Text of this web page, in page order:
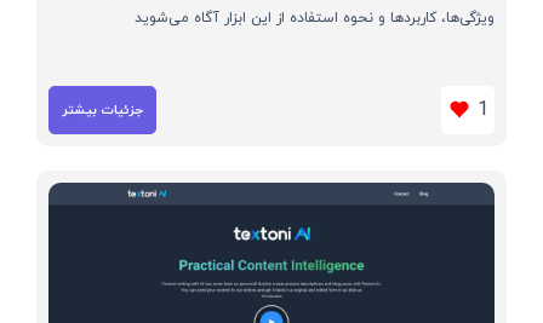
ویژگی‌ها، کاربردها و نحوه استفاده از این ابزار آگاه می‌شوید
1 جزئیات بیشتر